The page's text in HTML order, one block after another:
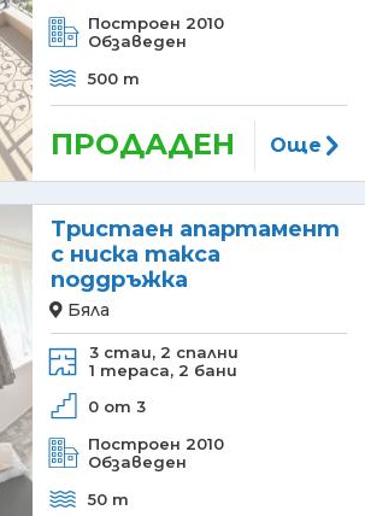
Построен 2010
Обзаведен
500 m
ПРОДАДЕН Още
Тристаен апартамент
с ниска такса
поддръжка
Бяла
3 стаи, 2 спални
1 тераса, 2 бани
0 от 3
Построен 2010
Обзаведен
50 m